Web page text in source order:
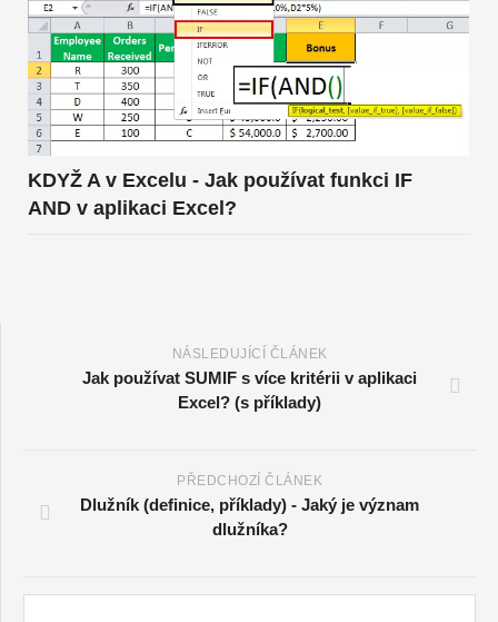
KDYŽ A v Excelu - Jak používat funkci IF
AND v aplikaci Excel?
NÁSLEDUJÍCÍ ČLÁNEK
Jak používat SUMIF s více kritérii v aplikaci
Excel? (s příklady)
PŘEDCHOZÍ ČLÁNEK
Dlužník (definice, příklady) - Jaký je význam
dlužníka?